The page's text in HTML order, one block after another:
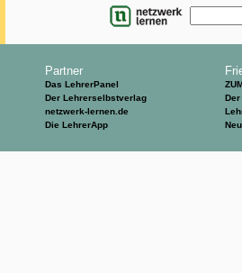
Partner
Das LehrerPanel
Der Lehrerselbstverlag
netzwerk-lernen.de
Die LehrerApp